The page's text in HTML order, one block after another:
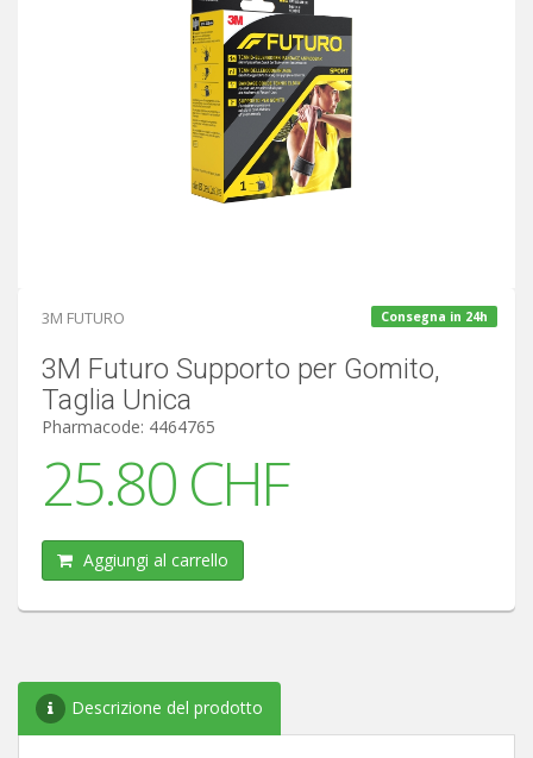
3M FUTURO
3M Futuro Supporto per Gomito,
Taglia Unica
Pharmacode: 4464765
25.80 CHF
Consegna in 24h
Aggiungi al carrello
Descrizione del prodotto